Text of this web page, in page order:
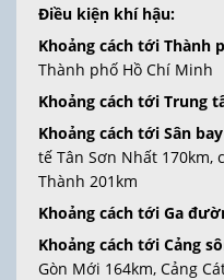
Điều kiện khí hậu:
Khoảng cách tới Thành
Thành phố Hồ Chí Minh
Khoảng cách tới Trung
Khoảng cách tới Sân
tế Tân Sơn Nhất 170km,
Thành 201km
Khoảng cách tới Ga
Khoảng cách tới Cảng
Gòn Mới 164km, Cảng